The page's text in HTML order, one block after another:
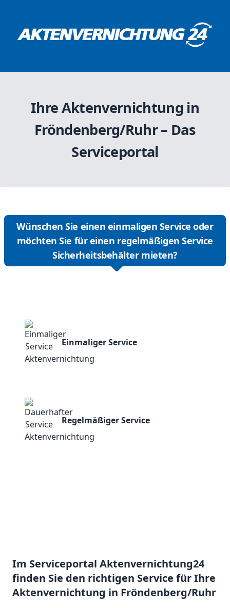
Ihre Aktenvernichtung in
Fröndenberg/Ruhr – Das
Serviceportal
Wünschen Sie einen einmaligen Service oder
möchten Sie für einen regelmäßigen Service
Sicherheitsbehälter mieten?
Einmaliger Service
Regelmäßiger Service
Im Serviceportal Aktenvernichtung24
finden Sie den richtigen Service für Ihre
Aktenvernichtung in Fröndenberg/Ruhr